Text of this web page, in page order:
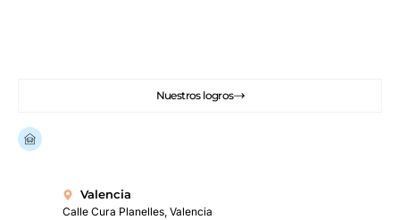
Nuestros logros
Valencia
Calle Cura Planelles, Valencia